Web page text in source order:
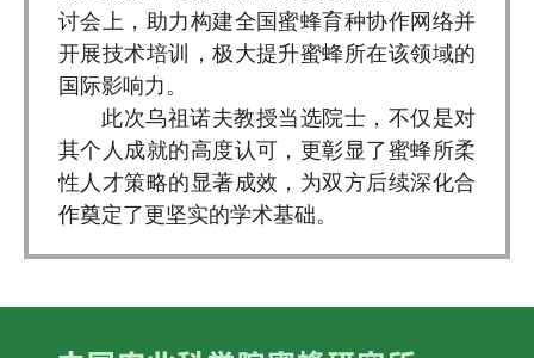
讨会上，助力构建全国蜜蜂育种协作网络并
开展技术培训，极大提升蜜蜂所在该领域的
国际影响力。
此次乌祖诺夫教授当选院士，不仅是对
其个人成就的高度认可，更彰显了蜜蜂所柔
性人才策略的显著成效，为双方后续深化合
作奠定了更坚实的学术基础。